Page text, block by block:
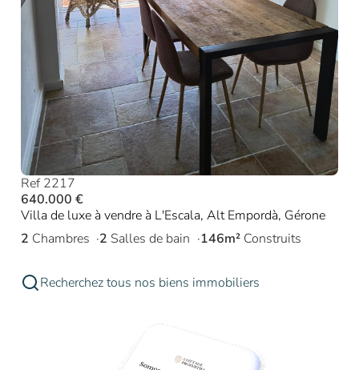
Ref 2217
640.000 €
Villa de luxe à vendre à L'Escala, Alt Empordà, Gérone
2 Chambres 2 Salles de bain 146m² Construits
Recherchez tous nos biens immobiliers